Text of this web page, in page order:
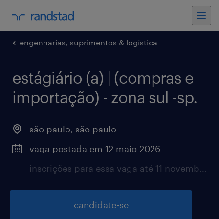
engenharias, suprimentos & logística
estágiário (a) | (compras e
importação) - zona sul -sp.
são paulo, são paulo
vaga postada em 12 maio 2026
inscrições para essa vaga até 11 novembro 2026
candidate-se